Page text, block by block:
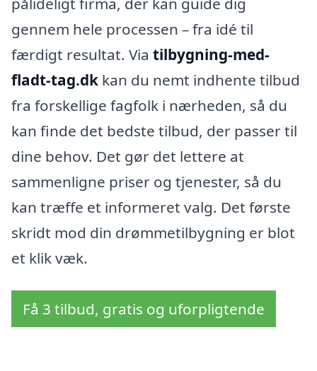
gennem hele processen – fra idé til
færdigt resultat. Via tilbygning-med-
fladt-tag.dk kan du nemt indhente tilbud
fra forskellige fagfolk i nærheden, så du
kan finde det bedste tilbud, der passer til
dine behov. Det gør det lettere at
sammenligne priser og tjenester, så du
kan træffe et informeret valg. Det første
skridt mod din drømmetilbygning er blot
et klik væk.
Få 3 tilbud, gratis og uforpligtende